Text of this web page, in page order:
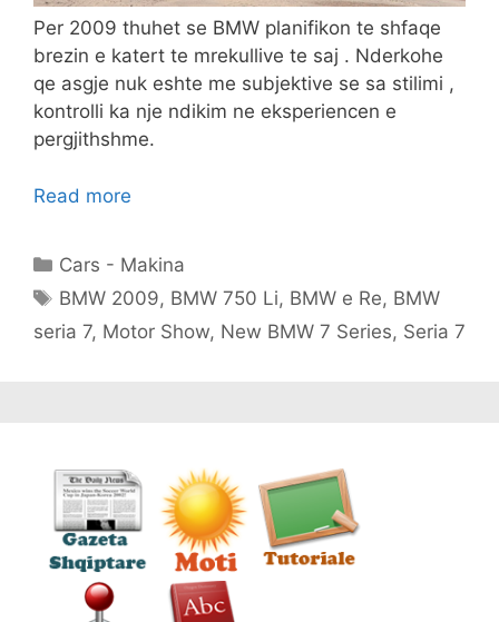
Per 2009 thuhet se BMW planifikon te shfaqe
brezin e katert te mrekullive te saj . Nderkohe
qe asgje nuk eshte me subjektive se sa stilimi ,
kontrolli ka nje ndikim ne eksperiencen e
pergjithshme.
Read more
Categories
Cars - Makina
Tags
BMW 2009, BMW 750 Li, BMW e Re, BMW
seria 7, Motor Show, New BMW 7 Series, Seria 7